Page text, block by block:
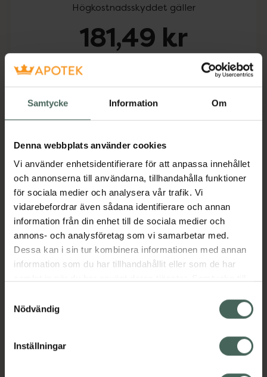
Samtycke Information Om
Denna webbplats använder cookies
Vi använder enhetsidentifierare för att anpassa innehållet
och annonserna till användarna, tillhandahålla funktioner
för sociala medier och analysera vår trafik. Vi
vidarebefordrar även sådana identifierare och annan
information från din enhet till de sociala medier och
annons- och analysföretag som vi samarbetar med.
Dessa kan i sin tur kombinera informationen med annan
information som du har tillhandahållit eller som de har
återkalla ditt samtycke via webbplatsens
cookieinställningar. Ett återkallat samtycke påverkar inte
lagligheten av behandling som skett innan återkallelsen.
Nödvändig
Inställningar
Högkostnadsskyddet gäller
181,49 kr
Köp via ditt recept
Beskrivning Dölj
Läs alltid bipacksedeln innan
användning.
EAN:06432100032119
Visa